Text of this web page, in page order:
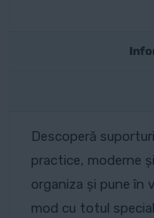
Descoperă
practice, moderne
organiza și pune în
mod cu totul